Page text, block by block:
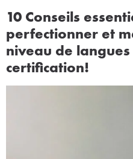
10 Conseils
perfectionner et
niveau de
certification!